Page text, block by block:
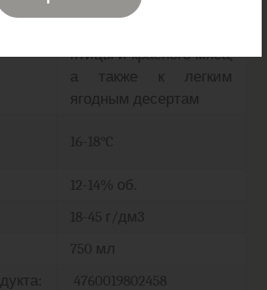
Рекомендуется
птицы и красного мяса,
а также к легким
ягодным десертам
16-18°C
12-14% об.
18-45 г/дм3
750 мл
4760019802458